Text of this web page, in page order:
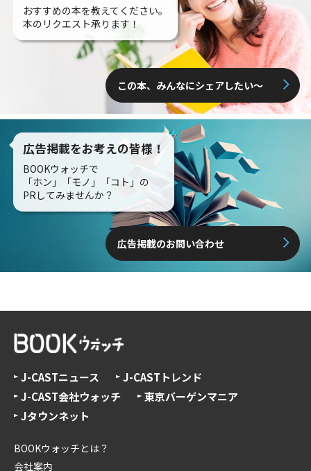
おすすめの本を教えてください。
本のリクエスト承ります！
この本、みんなにシェアしたい〜
広告掲載をお考えの皆様！
BOOKウォッチで
「ホン」「モノ」「コト」の
PRしてみませんか？
広告掲載のお問い合わせ
J-CASTニュース
J-CASTトレンド
J-CAST会社ウォッチ
東京バーゲンマニア
Jタウンネット
BOOKウォッチとは？
会社案内